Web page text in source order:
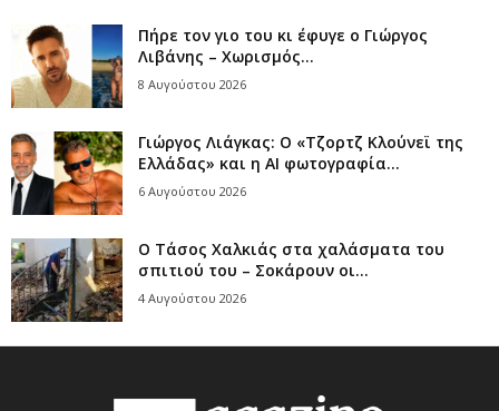
Πήρε τον γιο του κι έφυγε ο Γιώργος
Λιβάνης – Χωρισμός...
8 Αυγούστου 2026
Γιώργος Λιάγκας: Ο «Τζορτζ Κλούνεϊ της
Ελλάδας» και η AI φωτογραφία...
6 Αυγούστου 2026
Ο Τάσος Χαλκιάς στα χαλάσματα του
σπιτιού του – Σοκάρουν οι...
4 Αυγούστου 2026